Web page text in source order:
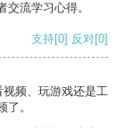
流学习心得。
支持[0] 反对[0]
频、玩游戏还是工
。